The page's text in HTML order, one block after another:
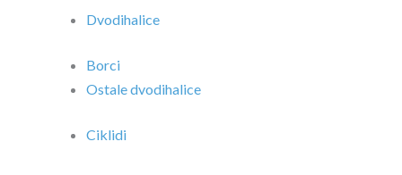
Dvodihalice
Borci
Ostale dvodihalice
Ciklidi